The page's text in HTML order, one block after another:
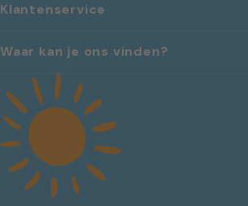
Klantenservice
Waar kan je ons vinden?